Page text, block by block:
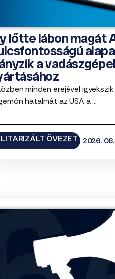
lőtte lábon magát
a
minden erejével
hatalmát az USA a ...
ÖVEZET 2026.